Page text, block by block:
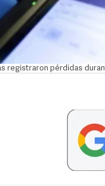
registraron pérdidas